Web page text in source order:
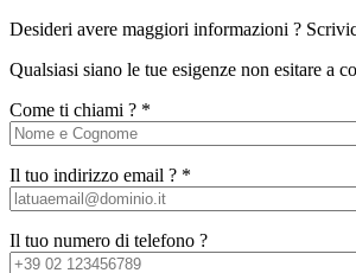
Desideri avere maggiori informazioni ?
Qualsiasi siano le tue esigenze non esitare a
Come ti chiami ? *
Il tuo indirizzo email ? *
Il tuo numero di telefono ?